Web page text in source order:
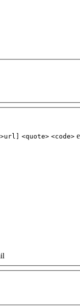
<quote> <code>